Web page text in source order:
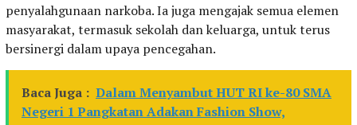
penyalahgunaan narkoba. Ia juga mengajak semua elemen
masyarakat, termasuk sekolah dan keluarga, untuk terus
bersinergi dalam upaya pencegahan.
Baca Juga : Dalam Menyambut HUT RI ke-80 SMA
Negeri 1 Pangkatan Adakan Fashion Show,